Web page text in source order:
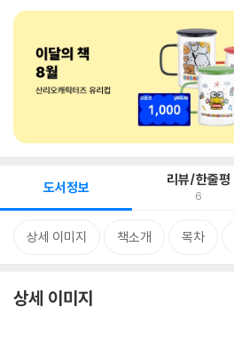
도서정보 리뷰/한줄평
6
상세 이미지 책소개 목차
상세 이미지